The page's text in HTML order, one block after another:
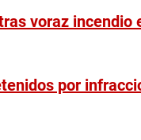
voraz incendio
por